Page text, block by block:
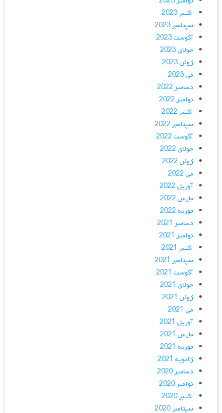
اکتبر 2023
سپتامبر 2023
آگوست 2023
جولای 2023
ژوئن 2023
می 2023
دسامبر 2022
نوامبر 2022
اکتبر 2022
سپتامبر 2022
آگوست 2022
جولای 2022
ژوئن 2022
می 2022
آوریل 2022
مارس 2022
فوریه 2022
دسامبر 2021
نوامبر 2021
اکتبر 2021
سپتامبر 2021
آگوست 2021
جولای 2021
ژوئن 2021
می 2021
آوریل 2021
مارس 2021
فوریه 2021
ژانویه 2021
دسامبر 2020
نوامبر 2020
اکتبر 2020
سپتامبر 2020